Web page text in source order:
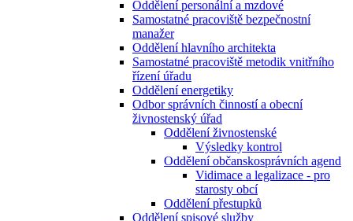
Oddělení personální a mzdové
Samostatné pracoviště bezpečnostní
manažer
Oddělení hlavního architekta
Samostatné pracoviště metodik vnitřního
řízení úřadu
Oddělení energetiky
Odbor správních činností a obecní
živnostenský úřad
Oddělení živnostenské
Výsledky kontrol
Oddělení občanskosprávních agend
Vidimace a legalizace - pro
starosty obcí
Oddělení přestupků
Oddělení spisové služby